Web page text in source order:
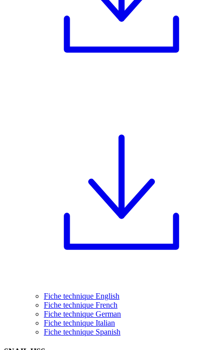
Fiche technique English
Fiche technique French
Fiche technique German
Fiche technique Italian
Fiche technique Spanish